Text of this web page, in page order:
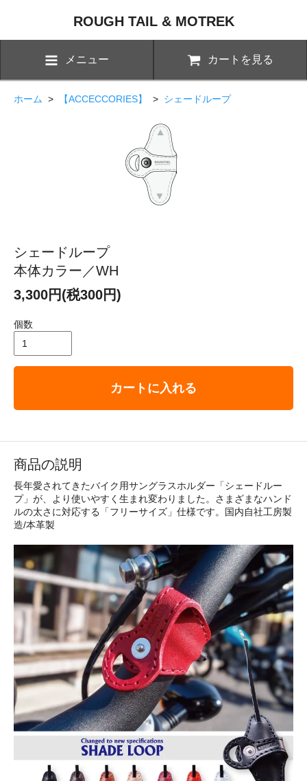
ROUGH TAIL & MOTREK
メニュー カートを見る
ホーム > 【ACCECCORIES】 > シェードループ
シェードループ
本体カラー／WH
3,300円(税300円)
個数
カートに入れる
商品の説明
長年愛されてきたバイク用サングラスホルダー「シェードルー
プ」が、より使いやすく生まれ変わりました。さまざまなハンド
ルの太さに対応する「フリーサイズ」仕様です。国内自社工房製
造/本革製